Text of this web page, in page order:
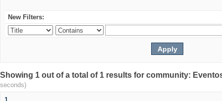
New Filters:
Showing 1 out of a total of 1 results for community:
seconds)